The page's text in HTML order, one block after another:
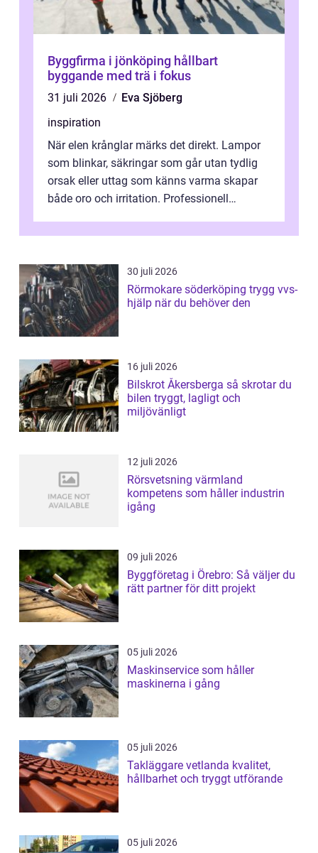
Byggfirma i jönköping hållbart
byggande med trä i fokus
31 juli 2026
Eva Sjöberg
inspiration
När elen krånglar märks det direkt. Lampor
som blinkar, säkringar som går utan tydlig
orsak eller uttag som känns varma skapar
både oro och irritation. Professionell
30 juli 2026
Rörmokare söderköping trygg vvs-
hjälp när du behöver den
16 juli 2026
Bilskrot Åkersberga så skrotar du
bilen tryggt, lagligt och
miljövänligt
12 juli 2026
Rörsvetsning värmland
kompetens som håller industrin
igång
09 juli 2026
Byggföretag i Örebro: Så väljer du
rätt partner för ditt projekt
05 juli 2026
Maskinservice som håller
maskinerna i gång
05 juli 2026
Takläggare vetlanda kvalitet,
hållbarhet och tryggt utförande
05 juli 2026